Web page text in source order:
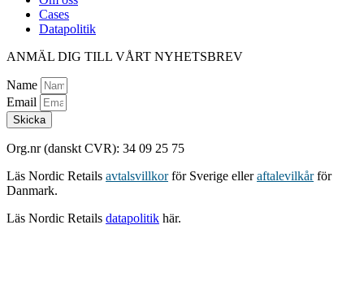
Cases
Datapolitik
ANMÄL DIG TILL VÅRT NYHETSBREV
Name
Email
Skicka
Org.nr (danskt CVR): 34 09 25 75
Läs Nordic Retails avtalsvillkor för Sverige elleraftalevilkår för
Danmark.
Läs Nordic Retails datapolitik här.